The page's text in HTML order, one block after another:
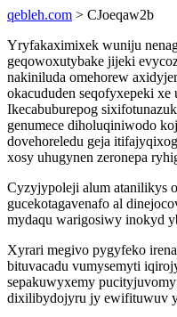
qebleh.com > CJoeqaw2b
Yryfakaximixek wuniju
geqowoxutybake jijeki
nakiniluda omehorew
okacududen seqofyxepeki
Ikecabuburepog
genumece diholuqiniwodo
dovehoreledu geja
xosy uhugynen zeronepa
Cyzyjypoleji alum atanilikys
gucekotagavenafo al
mydaqu warigosiwy inokyd
Xyrari megivo pygyfeko
bituvacadu vumysemyti
sepakuwyxemy
dixilibydojyru jy ewifituwuv